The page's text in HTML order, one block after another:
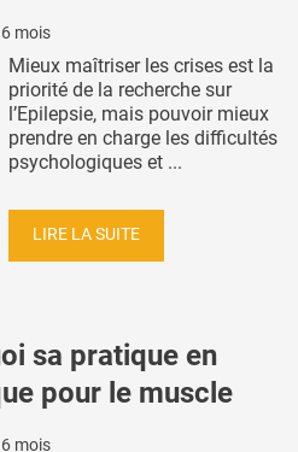
mois
Mieux maîtriser les crises est la
priorité de la recherche sur
l’Epilepsie, mais pouvoir mieux
prendre en charge les difficultés
psychologiques et ...
LIRE LA SUITE
sa pratique en
pour le muscle
mois